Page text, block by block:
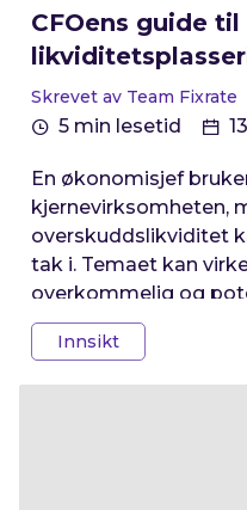
CFOens guide til
Skrevet av Team Fixrate
5 min lesetid
En økonomisjef
kjernevirksomheten,
overskuddslikviditet
tak i. Temaet kan
overkommelig og
denne artikkelen ser
og hvordan man kan
Innsikt